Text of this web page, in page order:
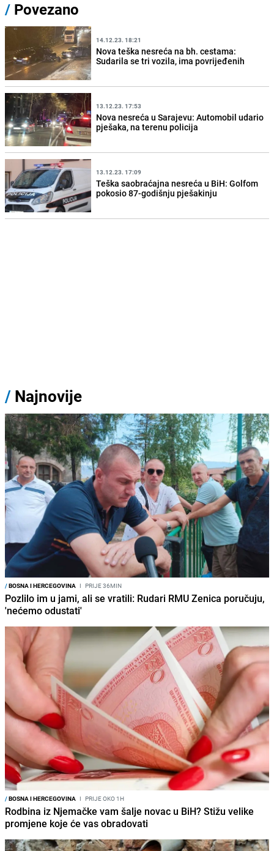
/ Povezano
14.12.23. 18:21
Nova teška nesreća na bh. cestama:
Sudarila se tri vozila, ima povrijeđenih
13.12.23. 17:53
Nova nesreća u Sarajevu: Automobil udario
pješaka, na terenu policija
13.12.23. 17:09
Teška saobraćajna nesreća u BiH: Golfom
pokosio 87-godišnju pješakinju
/ Najnovije
/BOSNA I HERCEGOVINA I PRIJE 36MIN
Pozlilo im u jami, ali se vratili: Rudari RMU Zenica poručuju,
'nećemo odustati'
/BOSNA I HERCEGOVINA I PRIJE OKO 1H
Rodbina iz Njemačke vam šalje novac u BiH? Stižu velike
promjene koje će vas obradovati